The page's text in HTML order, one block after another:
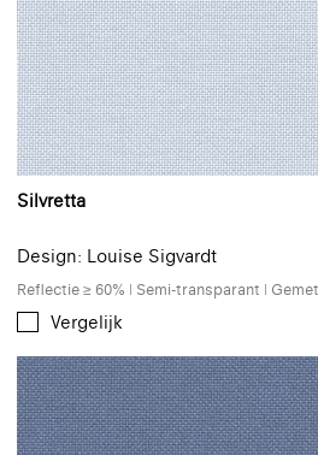
Silvretta
Design: Louise Sigvardt
Reflectie ≥ 60% | Semi-transparant |
Vergelijk